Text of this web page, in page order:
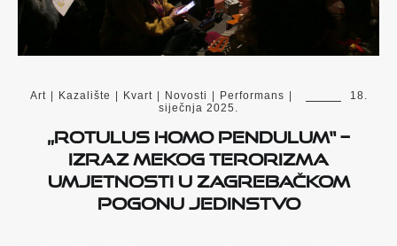
Art Kazalište Kvart Novosti Performans
18.
siječnja 2025.
„Rotulus Homo Pendulum“ –
izraz mekog terorizma
umjetnosti u zagrebačkom
Pogonu Jedinstvo